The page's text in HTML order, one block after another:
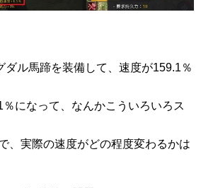
ダル馬蹄を装備して、速度が159.1％
になって、なんかこういろいろス
、実際の速度がどの程度変わるかは